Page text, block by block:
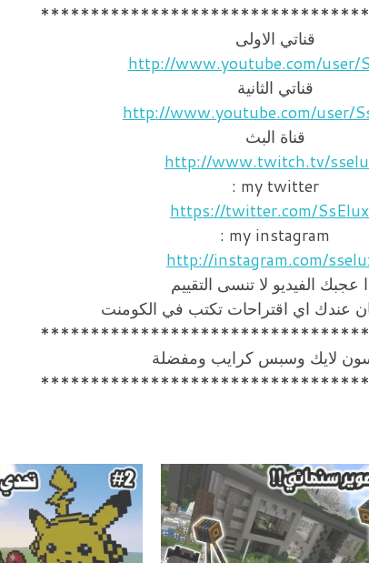
قناتي الاولى
http://www.youtube.com/user/
قناتي الثانية
http://www.youtube.com/user/
قناة البث
http://www.twitch.tv/
my twitter :
https://twitter.com/
my instagram :
http://instagram.com/
عجبك الفيديو لا تنسى التقييم
عندك اي اقتراحات تكتب في الكومنت
لايك وسبس كرايب ومفضلة